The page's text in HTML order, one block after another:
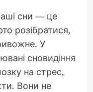
сни — це
розібратися,
У
сновидіння
на стрес,
Вони не